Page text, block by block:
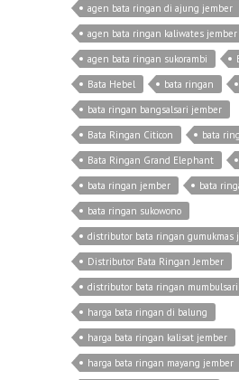
agen bata ringan di ajung jember
agen bata ringan kaliwates jember
agen bata ringan sukorambi
Bata Hebel
bata ringan
bata ringan bangsalsari jember
Bata Ringan Citicon
bata
Bata Ringan Grand Elephant
bata ringan jember
bata
bata ringan sukowono
distributor bata ringan gumukmas
Distributor Bata Ringan Jember
distributor bata ringan mumbulsari
harga bata ringan di balung
harga bata ringan kalisat jember
harga bata ringan mayang jember